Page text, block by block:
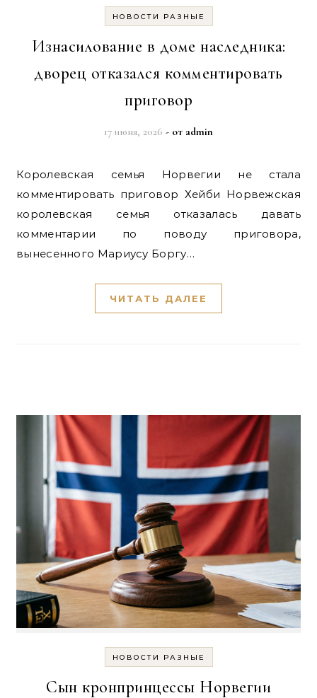
НОВОСТИ РАЗНЫЕ
Изнасилование в доме наследника:
дворец отказался комментировать
приговор
17 июня, 2026 - от admin
Королевская семья Норвегии не стала
комментировать приговор Хейби Норвежская
королевская семья отказалась давать
комментарии по поводу приговора,
вынесенного Мариусу Боргу…
ЧИТАТЬ ДАЛЕЕ
НОВОСТИ РАЗНЫЕ
Сын кронпринцессы Норвегии